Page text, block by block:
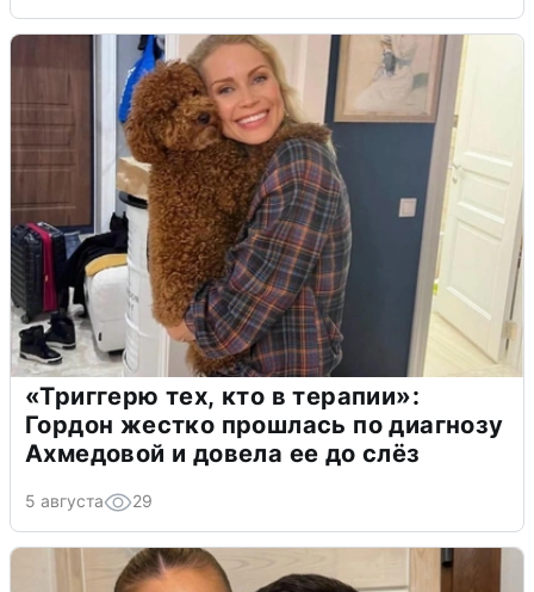
«Триггерю тех, кто в терапии»:
Гордон жестко прошлась по диагнозу
Ахмедовой и довела ее до слёз
5 августа 29